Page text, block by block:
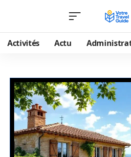
Activités Actu